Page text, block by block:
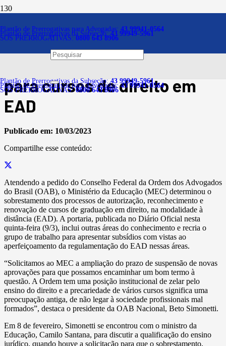
Plantão de Prerrogativas para Advogadas: 43 99941-0564
Plantão de Prerrogativas da Subseção:43 99949-5961
SOS PRERROGATIVAS:0800 643 8906
Plantão de Prerrogativas da Subseção:43 99949-5961
Plantão de Prerrogativas para Advogadas:43 99941-0564
SOS PRERROGATIVAS:0800 643 8906
A pedido da OAB, MEC
renova suspensão de análise
para cursos de direito em
EAD
Publicado em: 10/03/2023
Compartilhe esse conteúdo:
Atendendo a pedido do Conselho Federal da Ordem dos Advogados
do Brasil (OAB), o Ministério da Educação (MEC) determinou o
sobrestamento dos processos de autorização, reconhecimento e
renovação de cursos de graduação em direito, na modalidade à
distância (EAD). A portaria, publicada no Diário Oficial nesta
quinta-feira (9/3), inclui outras áreas do conhecimento e recria o
grupo de trabalho para apresentar subsídios com vistas ao
aperfeiçoamento da regulamentação do EAD nessas áreas.
“Solicitamos ao MEC a ampliação do prazo de suspensão de novas
aprovações para que possamos encaminhar um bom termo à
questão. A Ordem tem uma posição institucional de zelar pelo
ensino do direito e a precariedade de vários cursos significa uma
preocupação antiga, de não legar à sociedade profissionais mal
formados”, destaca o presidente da OAB Nacional, Beto Simonetti.
Em 8 de fevereiro, Simonetti se encontrou com o ministro da
Educação, Camilo Santana, para discutir a qualificação do ensino
jurídico, quando houve a solicitação para que o sobrestamento,